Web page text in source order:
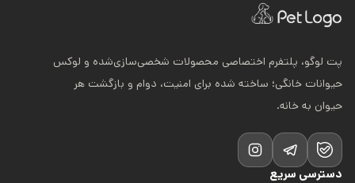
پت لوگو، پلتفرم اختصاصی محصولات شخصی‌سازی‌شده و لوکس
حیوانات خانگی؛ ساخته شده برای امنیت، دوام و بازگشت هر
حیوان به خانه.
دسترسی سریع